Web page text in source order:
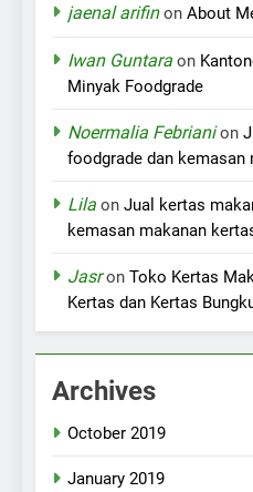
jaenal arifinon About
Iwan Guntara on
Minyak Foodgrade
Noermalia Febrianion
foodgrade dan kemasan
Lila on Jual kertas
kemasan makanan
Jasron Toko Kertas
Kertas dan Kertas
Archives
October 2019
January 2019